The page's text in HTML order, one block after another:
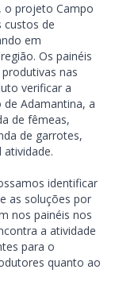
o projeto Campo
custos de
em
Os painéis
nas
verificar a
Adamantina, a
de fêmeas,
de garrotes,
identificar
as soluções por
nos painéis nos
a atividade
para o
quanto ao